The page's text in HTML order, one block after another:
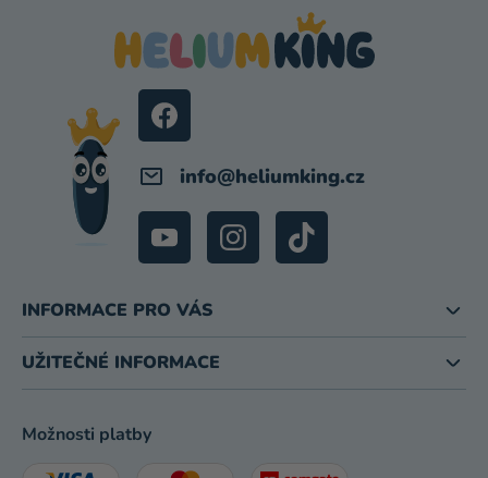
info@heliumking.cz
INFORMACE PRO VÁS
UŽITEČNÉ INFORMACE
Možnosti platby